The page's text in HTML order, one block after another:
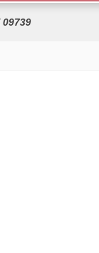
09739